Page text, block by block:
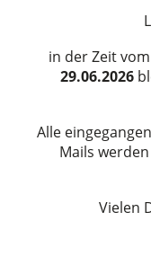
in der Zeitvom
29.06.2026
Alle
Mails
Vielen